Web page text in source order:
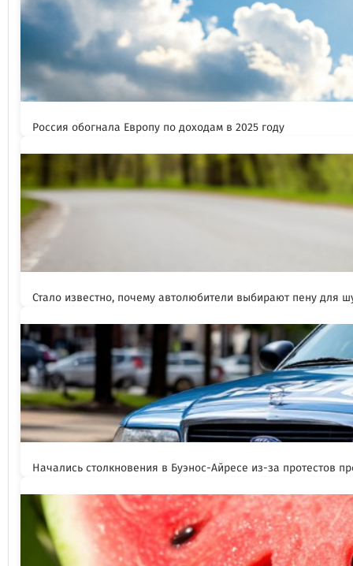
Россия обогнала Европу по доходам в 2025 году
Стало известно, почему автолюбители выбирают пену для
Начались столкновения в Буэнос-Айресе из-за протестов